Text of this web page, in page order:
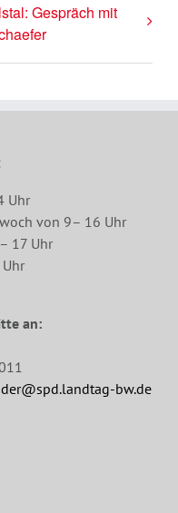
Gespräch mit
Uhr
von 9– 16 Uhr
17 Uhr
an:
bw.de